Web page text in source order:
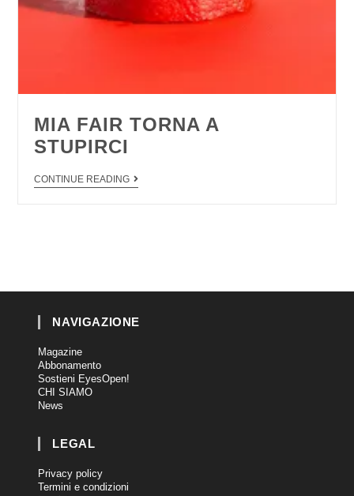
MIA FAIR TORNA A
STUPIRCI
CONTINUE READING
NAVIGAZIONE
Magazine
Abbonamento
Sostieni EyesOpen!
CHI SIAMO
News
LEGAL
Privacy policy
Termini e condizioni